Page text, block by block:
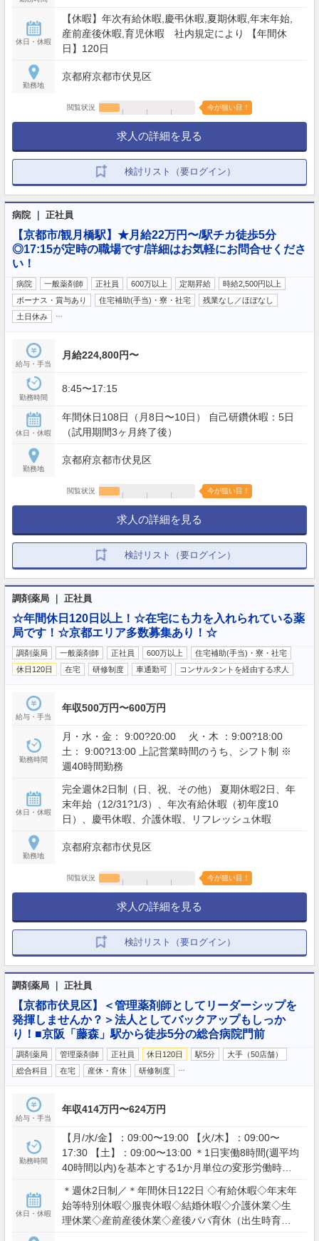
休日・休暇
【休暇】年次有給休暇,慶弔休暇,夏期休暇,年末年始,
産前産後休暇,育児休暇 社内規定により 【年間休
日】120日
勤務地
京都府京都市伏見区
閲覧状況 今が狙い目！
求人の詳細を見る
検討リスト（要ログイン）
病院 ｜ 正社員
【京都市/観月橋駅】★月給22万円〜/駅チカ徒歩5分
◎17:15が定時の職場です/詳細はお気軽にお問合せくださ
い！
病院 一般薬剤師 正社員 600万以上 定期昇給
時給2,500円以上
ボーナス・賞与あり
住宅補助(手当)・寮・社宅
残業なし／ほぼなし
土日休み
給与・手当
月給224,800円〜
勤務時間
8:45〜17:15
休日・休暇
年間休日108日（月8日〜10日） 自己研鑽休暇：5日
（試用期間3ヶ月終了後）
勤務地
京都府京都市伏見区
閲覧状況 今が狙い目！
求人の詳細を見る
検討リスト（要ログイン）
調剤薬局 ｜ 正社員
☆年間休日120日以上！☆在宅にも力を入れられている薬
局です！☆京都エリア多数募集あり！☆
調剤薬局 一般薬剤師 正社員 600万以上
住宅補助(手当)・寮・社宅
休日120日
在宅 研修制度 車通勤可 コンサルタントを経由する求人
給与・手当
年収500万円〜600万円
勤務時間
月・水・金： 9:00?20:00 火・木 ：9:00?18:00
土： 9:00?13:00 上記営業時間のうち、シフト制 ※
週40時間勤務
休日・休暇
完全週休2日制（日、祝、その他） 夏期休暇2日、年
末年始（12/31?1/3）、年次有給休暇（初年度10
日）、慶弔休暇、介護休暇、リフレッシュ休暇
勤務地
京都府京都市伏見区
閲覧状況 今が狙い目！
求人の詳細を見る
検討リスト（要ログイン）
調剤薬局 ｜ 正社員
【京都市伏見区】＜管理薬剤師としてリーダーシップを
発揮しませんか？＞法人としてバックアップもしっか
り！■京阪「藤森」駅から徒歩5分の総合病院門前
調剤薬局 管理薬剤師 正社員 休日120日 駅5分
大手（50店舗）
総合科目
在宅 産休・育休 研修制度
給与・手当
年収414万円〜624万円
勤務時間
【月/水/金】：09:00〜19:00 【火/木】：09:00〜
17:30 【土】：09:00〜13:00 ＊1日実働8時間(週平均
40時間以内)を基本とする1か月単位の変形労働時間
休日・休暇
＊週休2日制／＊年間休日122日 ◇有給休暇◇年末年
始等特別休暇◇服喪休暇◇結婚休暇◇介護休業◇生
理休業◇産前産後休業◇産後パパ育休（出生時育児